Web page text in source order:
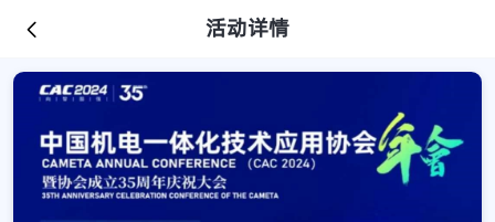
活动详情